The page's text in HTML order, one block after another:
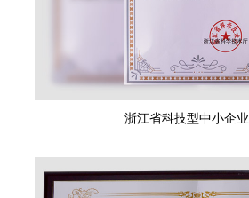
浙江省科技型中小企